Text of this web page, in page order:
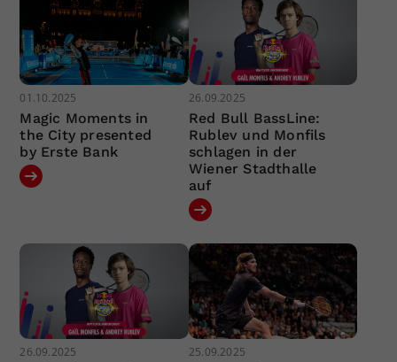
01.10.2025
Magic Moments in
the City presented
by Erste Bank
26.09.2025
Red Bull BassLine:
Rublev und Monfils
schlagen in der
Wiener Stadthalle
auf
26.09.2025 25.09.2025